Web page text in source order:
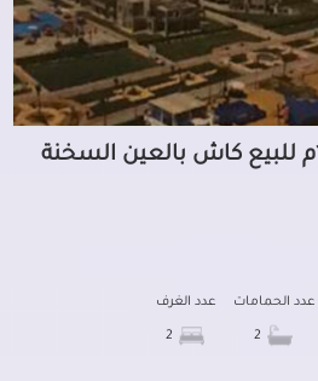
شاليه أنواع أخرى 100م للبيع كاش بالعين السخنة
عدد الحمامات عدد الغرف